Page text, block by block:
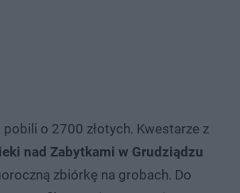
o 2700 złotych. Kwestarze z
nad Zabytkami w Grudziądzu
zbiórkę na grobach. Do